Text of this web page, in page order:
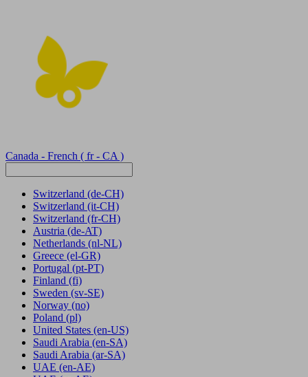
Canada - French ( fr - CA )
Switzerland (de-CH)
Switzerland (it-CH)
Switzerland (fr-CH)
Austria (de-AT)
Netherlands (nl-NL)
Greece (el-GR)
Portugal (pt-PT)
Finland (fi)
Sweden (sv-SE)
Norway (no)
Poland (pl)
United States (en-US)
Saudi Arabia (en-SA)
Saudi Arabia (ar-SA)
UAE (en-AE)